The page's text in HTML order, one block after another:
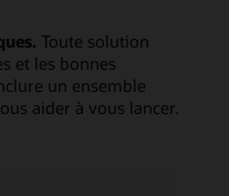
Toute solution
et les bonnes
un ensemble
aider à vous lancer.